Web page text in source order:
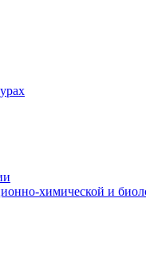
химической и